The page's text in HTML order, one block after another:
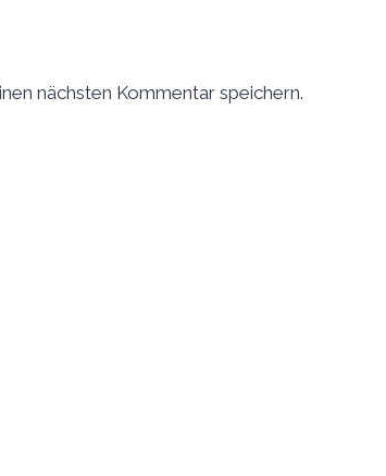
nächsten Kommentar speichern.